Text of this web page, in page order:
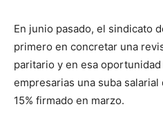
En junio pasado, el sindicato
primero en concretar una
paritario y en esa
empresarias una suba salarial
15% firmado en marzo.